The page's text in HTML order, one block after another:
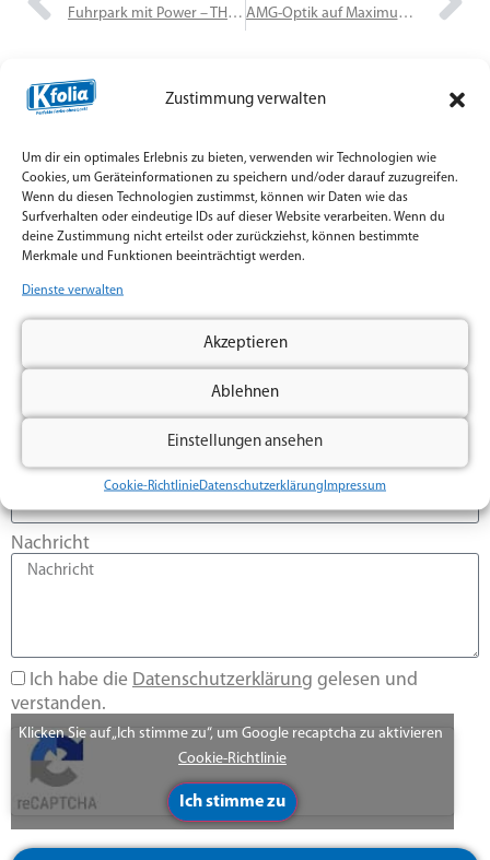
Zustimmung verwalten
Um dir ein optimales Erlebnis zu bieten, verwenden wir Technologien wie
Cookies, um Geräteinformationen zu speichern und/oder darauf zuzugreifen.
Wenn du diesen Technologien zustimmst, können wir Daten wie das
Surfverhalten oder eindeutige IDs auf dieser Website verarbeiten. Wenn du
deine Zustimmung nicht erteilst oder zurückziehst, können bestimmte
Merkmale und Funktionen beeinträchtigt werden.
Dienste verwalten
Akzeptieren
Ablehnen
Einstellungen ansehen
Cookie-RichtlinieDatenschutzerklärung Impressum
Fuhrpark mit Power – THORNAR Blitzschutz fährt jetzt auch in Ruby Red Gloss AMG-Optik auf Maximum – Mercedes A45s mit stealthiger SunTek-Schutzfolie
Jetzt Anfrage starten – K'folia
Magdeburg
Du willst dein Fahrzeug veredeln, Lack schützen oder
Nähe. Im Umkreis von ca. 70 km sind wir mobil und
kommen direkt zu dir – oder du kommst vorbei in unsere
klimatisierte Werkhalle.
E-Mail
Nachricht
Ich habe die Datenschutzerklärung gelesen und
verstanden.
Klicken Sie auf „Ich stimme zu“, um Google recaptcha zu aktivieren
Cookie-Richtlinie
Ich stimme zu